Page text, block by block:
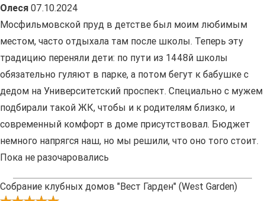
Олеся 07.10.2024
Мосфильмовской пруд в детстве был моим любимым
местом, часто отдыхала там после школы. Теперь эту
традицию переняли дети: по пути из 1448й школы
обязательно гуляют в парке, а потом бегут к бабушке с
дедом на Университетский проспект. Специально с мужем
подбирали такой ЖК, чтобы и к родителям близко, и
современный комфорт в доме присутствовал. Бюджет
немного напрягся наш, но мы решили, что оно того стоит.
Пока не разочаровались
Собрание клубных домов "Вест Гарден" (West Garden)